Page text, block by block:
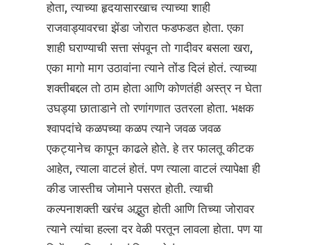
होता, त्याच्या हृदयासारखाच त्याच्या शाही
राजवाड्यावरचा झेंडा जोरात फडफडत होता. एका
शाही घराण्याची सत्ता संपवून तो गादीवर बसला खरा,
एका मागो माग उठावांना त्याने तोंड दिलं होतं. त्याच्या
शक्तीबद्दल तो ठाम होता आणि कोणतंही अस्त्र न घेता
उघड्या छाताडाने तो रणांगणात उतरला होता. भक्षक
श्वापदांचे कळपच्या कळप त्याने जवळ जवळ
एकट्यानेच कापून काढले होते. हे तर फालतू कीटक
आहेत, त्याला वाटलं होतं. पण त्याला वाटलं त्यापेक्षा ही
कीड जास्तीच जोमाने पसरत होती. त्याची
कल्पनाशक्ती खरंच अद्भुत होती आणि तिच्या जोरावर
त्याने त्यांचा हल्ला दर वेळी परतून लावला होता. पण या